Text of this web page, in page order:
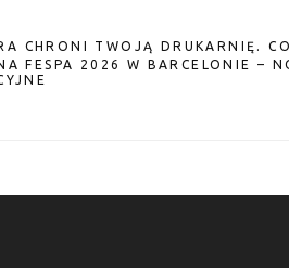
CHRONI TWOJĄ DRUKARNIĘ.
FESPA 2026 W BARCELONIE –